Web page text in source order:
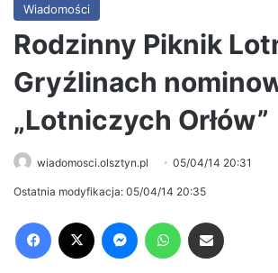
Wiadomości
Rodzinny Piknik
Gryźlinach
„Lotniczych Orłów”
wiadomosci.olsztyn.pl 05/04/14 20:31
Ostatnia modyfikacja: 05/04/14 20:35